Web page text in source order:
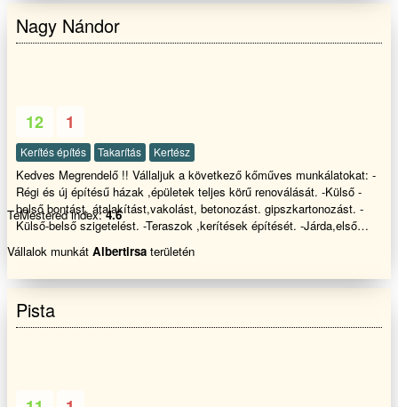
Nagy Nándor
12 1
Kerítés építés Takarítás Kertész
Kedves Megrendelő !! Vállaljuk a következő kőműves munkálatokat: -
Régi és új építésű házak ,épületek teljes körű renoválását. -Külső -
belső bontást, átalakítást,vakolást, betonozást. gipszkartonozást. -
Külső-belső szigetelést. -Teraszok ,kerítések építését. -Járda,első
Garázsok és egyéb melléképületek építését. -Pergolák,pavilonok
gyártását. - Fűvágás bozott irtást minden féle kerti munkát ( fakivágást
,terprendezés, fűmagozást ,gyepesítést) - Ereszcsatorna takaritást
!!!!!!!
TeMestered index:4.6
Vállalok munkát Albertirsa területén
Pista